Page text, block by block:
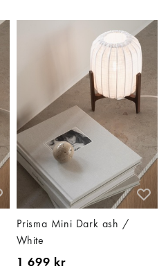
Prisma Mini Dark ash /
White
1 699 kr